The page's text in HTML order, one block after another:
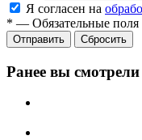
Я согласен на
* — Обязательные поля
Отправить Сбросить
Ранее вы смотрели